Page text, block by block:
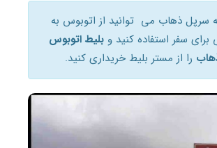
سرپل ذهاب می توانید از اتوبوس به
برای سفر استفاده کنید وبلیط اتوبوس
را از مستر بلیط خریداری کنید.